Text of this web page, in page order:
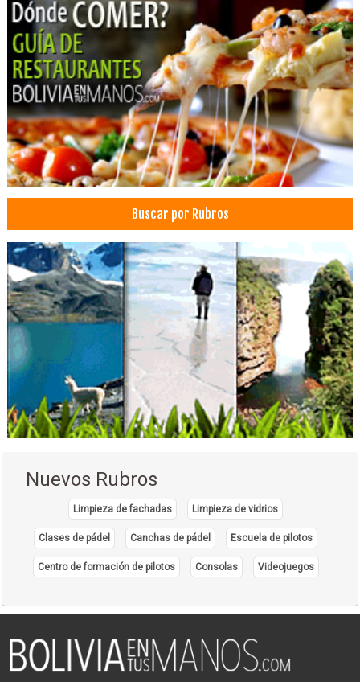
Buscar por Rubros
Nuevos Rubros
Limpieza de fachadas Limpieza de vidrios
Clases de pádel Canchas de pádel Escuela de pilotos
Centro de formación de pilotos Consolas Videojuegos